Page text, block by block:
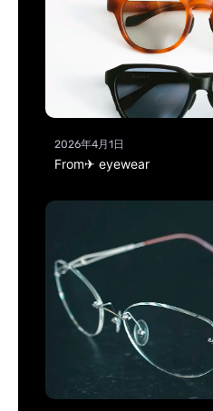
2026年4月1日
From✈ eyewear